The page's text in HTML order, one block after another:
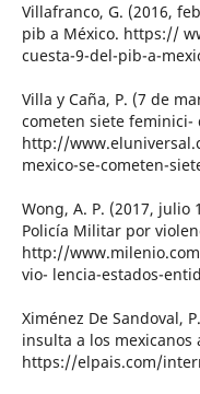
Villafranco, G. (2016,
pib a México. https://
cuesta-9-del-pib-a-
Villa y Caña, P. (7 de
cometen siete feminici-
http://
mexico-se-cometen-
Wong, A. P. (2017, julio
Policía Militar por
http://
vio- lencia-estados-
Ximénez De Sandoval,
insulta a los mexicanos
https://elpais.com/